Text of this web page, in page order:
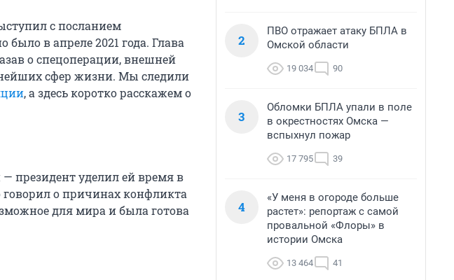
с посланием
в апреле 2021 года. Глава
о спецоперации, внешней
сфер жизни. Мы следили
, а здесь коротко расскажем о
президент уделил ей время в
о причинах конфликта
для мира и была готова
2
ПВО отражает атаку БПЛА в
Омской области
19 034 90
3
Обломки БПЛА упали в поле
в окрестностях Омска —
вспыхнул пожар
17 795 39
4
«У меня в огороде больше
растет»: репортаж с самой
провальной «Флоры» в
истории Омска
13 464 41